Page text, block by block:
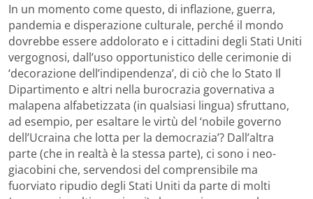
In un momento come questo, di inflazione, guerra,
pandemia e disperazione culturale, perché il mondo
dovrebbe essere addolorato e i cittadini degli Stati Uniti
vergognosi, dall’uso opportunistico delle cerimonie di
‘decorazione dell’indipendenza’, di ciò che lo Stato Il
Dipartimento e altri nella burocrazia governativa a
malapena alfabetizzata (in qualsiasi lingua) sfruttano,
ad esempio, per esaltare le virtù del ‘nobile governo
dell’Ucraina che lotta per la democrazia’? Dall’altra
parte (che in realtà è la stessa parte), ci sono i neo-
giacobini che, servendosi del comprensibile ma
fuorviato ripudio degli Stati Uniti da parte di molti